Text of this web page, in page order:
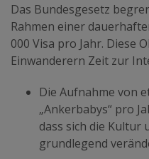
Das Bundesgesetz
Rahmen einer
000 Visa pro Jahr. Diese
Einwanderern Zeit zur
Die Aufnahme von
„Ankerbabys“ pro
dass sich die Kultur
grundlegend